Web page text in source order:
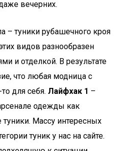
вечерних.
– туники рубашечного кроя
видов разнообразен
и отделкой. В результате
что любая модница с
для себя. Лайфхак 1 –
одежды как
Массу интересных
туник у нас на сайте.